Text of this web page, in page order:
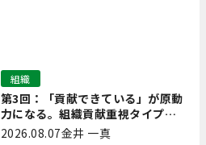
第3回：「貢献できている」が原動
力になる。組織貢献重視タイプの
離職を防ぐ技術
組織
2026.08.07金井 一真